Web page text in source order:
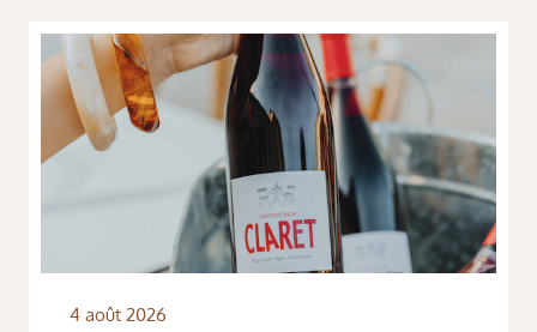
4 août 2026